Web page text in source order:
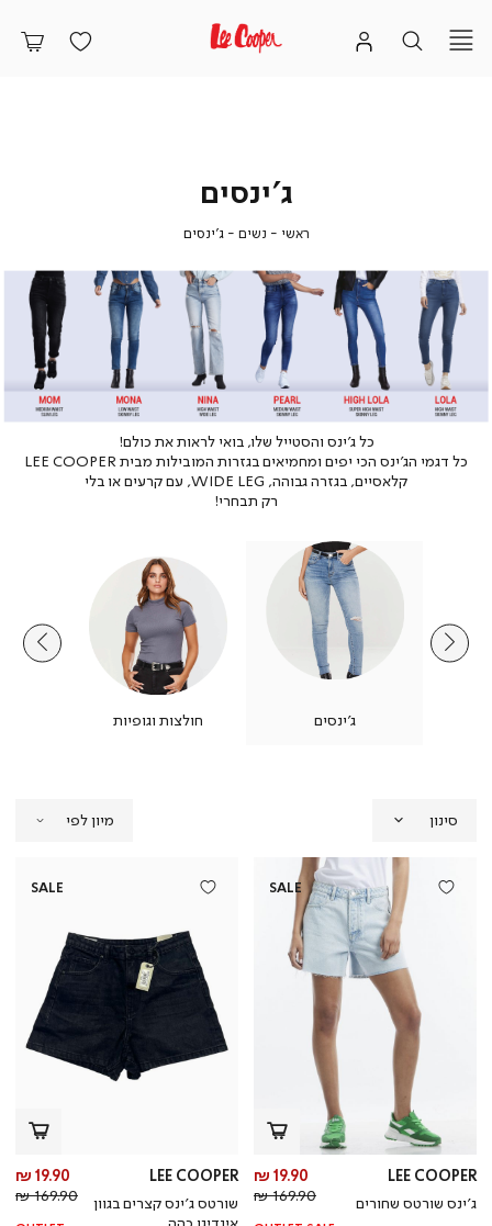
ג'ינסים
ראשי ראשי
נשים נשים
ג'ינסיםג'ינסים
כל ג'ינס והסטייל שלו, בואי לראות את כולם!
כל דגמי הג'ינס הכי יפים ומחמיאים בגזרות המובילות מבית LEE COOPER
קלאסיים, בגזרה גבוהה, WIDE LEG, עם קרעים או בלי
רק תבחרי!
ג'ינסים חולצות וגופיות
סינון
SALE
LEE COOPER
ג’ינס שורטס שחורים
מחיר
מוצר
19.90 ₪
מחיר
רגיל
169.90 ₪
SALE
LEE COOPER
שורטס ג’ינס קצרים בגוון
אינדיגו כהה
19.90 ₪
169.90 ₪